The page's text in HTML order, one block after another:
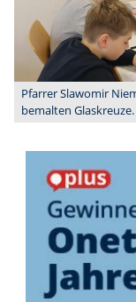
Pfarrer Slawomir
bemalten